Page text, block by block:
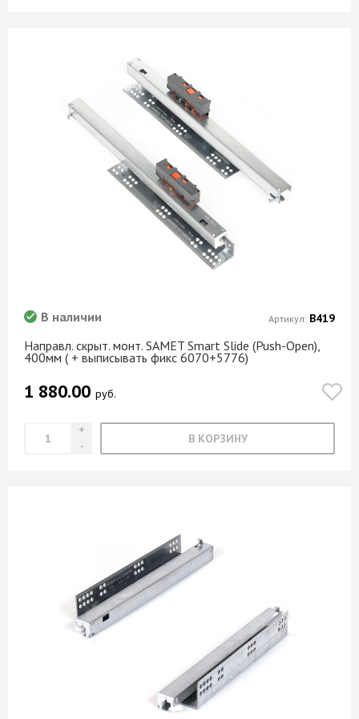
Направл. скрыт. монт. SAMET Smart Slide (Push-Open),
400мм ( + выписывать фикс 6070+5776)
В наличии
1 880.00 руб.
В КОРЗИНУ
Артикул: В419